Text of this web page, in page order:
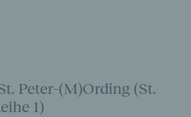
Peter-(M)Ording (St.
1)